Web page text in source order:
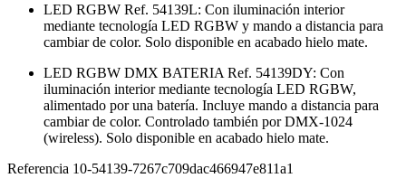
LED RGBW Ref. 54139L: Con iluminación interior
mediante tecnología LED RGBW y mando a distancia para
cambiar de color. Solo disponible en acabado hielo mate.
LED RGBW DMX BATERIA Ref. 54139DY: Con
iluminación interior mediante tecnología LED RGBW,
alimentado por una batería. Incluye mando a distancia para
cambiar de color. Controlado también por DMX-1024
(wireless). Solo disponible en acabado hielo mate.
Referencia 10-54139-7267c709dac466947e811a1